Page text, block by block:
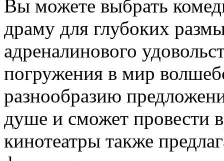
Вы можете выбрать
драму для глубоких
адреналинового
погружения в мир
разнообразию
душе и сможет провести
кинотеатры также